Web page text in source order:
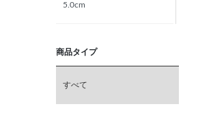
5.0cm
6.0cm
商品タイプ
すべて